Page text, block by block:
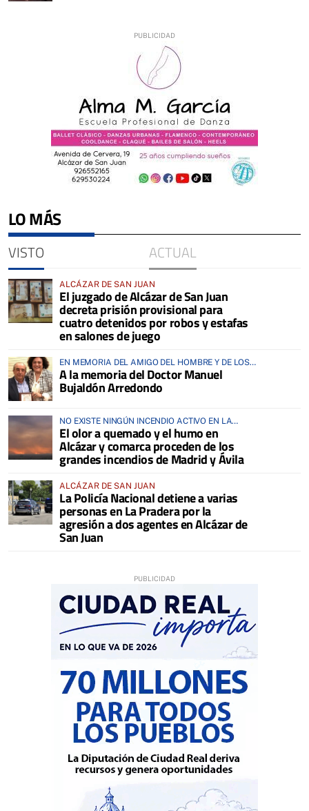
LO MÁS
VISTO ACTUAL
ALCÁZAR DE SAN JUAN
El juzgado de Alcázar de San Juan
decreta prisión provisional para
cuatro detenidos por robos y estafas
en salones de juego
EN MEMORIA DEL AMIGO DEL HOMBRE Y DE LOS
ANIMALES
A la memoria del Doctor Manuel
Bujaldón Arredondo
NO EXISTE NINGÚN INCENDIO ACTIVO EN LA
COMARCA
El olor a quemado y el humo en
Alcázar y comarca proceden de los
grandes incendios de Madrid y Ávila
ALCÁZAR DE SAN JUAN
La Policía Nacional detiene a varias
personas en La Pradera por la
agresión a dos agentes en Alcázar de
San Juan